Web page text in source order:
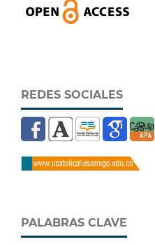
REDES SOCIALES
PALABRAS CLAVE